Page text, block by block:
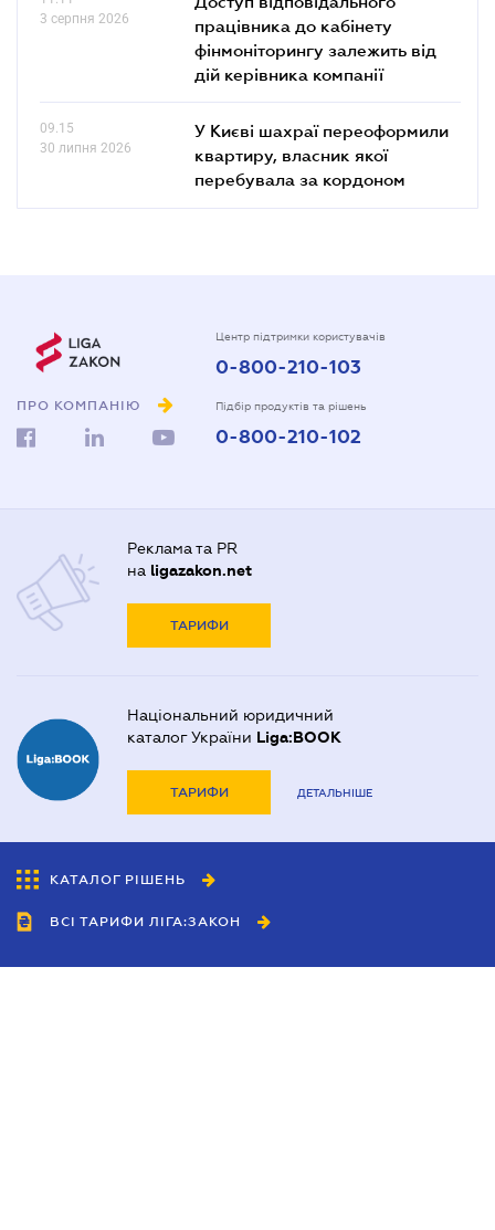
3 серпня 2026
працівника до кабінету
фінмоніторингу залежить від
дій керівника компанії
09.15
30 липня 2026
У Києві шахраї переоформили
квартиру, власник якої
перебувала за кордоном
ПРО КОМПАНІЮ
Центр підтримки користувачів
0-800-210-103
Підбір продуктів та рішень
0-800-210-102
Реклама та PR
на ligazakon.net
ТАРИФИ
Національний юридичний
каталог України Liga:BOOK
ТАРИФИ ДЕТАЛЬНІШЕ
КАТАЛОГ РІШЕНЬ
ВСІ ТАРИФИ ЛІГА:ЗАКОН